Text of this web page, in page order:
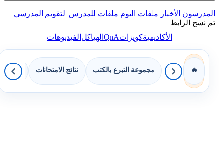
المدرسون الأخبار ملفات اليوم ملفات للمدرس التقويم المدرسي
تم نسخ الرابط
الأكاديميةكويزاتQnAالهياكل الفيديوهات
🔥 مجموعة التبرع بالكتب نتائج الامتحانات